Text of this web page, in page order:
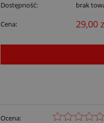
Dostępność: brak
Cena: 29,00
Ocena: